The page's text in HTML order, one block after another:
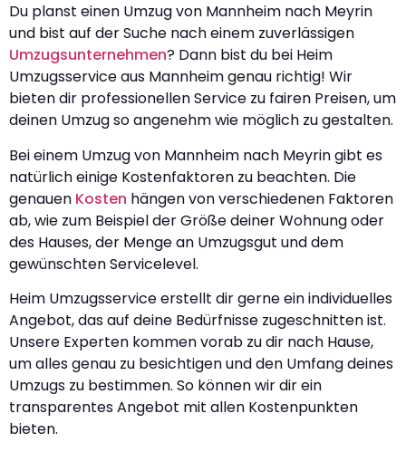
Du planst einen Umzug von Mannheim nach Meyrin
und bist auf der Suche nach einem zuverlässigen
Umzugsunternehmen? Dann bist du bei Heim
Umzugsservice aus Mannheim genau richtig! Wir
bieten dir professionellen Service zu fairen Preisen, um
deinen Umzug so angenehm wie möglich zu gestalten.
Bei einem Umzug von Mannheim nach Meyrin gibt es
natürlich einige Kostenfaktoren zu beachten. Die
genauen Kosten hängen von verschiedenen Faktoren
ab, wie zum Beispiel der Größe deiner Wohnung oder
des Hauses, der Menge an Umzugsgut und dem
gewünschten Servicelevel.
Heim Umzugsservice erstellt dir gerne ein individuelles
Angebot, das auf deine Bedürfnisse zugeschnitten ist.
Unsere Experten kommen vorab zu dir nach Hause,
um alles genau zu besichtigen und den Umfang deines
Umzugs zu bestimmen. So können wir dir ein
transparentes Angebot mit allen Kostenpunkten
bieten.